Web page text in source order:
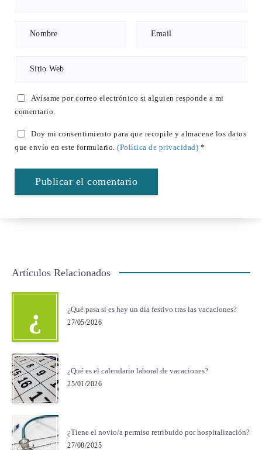
Avísame por correo electrónico si alguien responde a mi
comentario.
Doy mi consentimiento para que recopile y almacene los datos
que envío en este formulario. (Política de privacidad) *
Artículos Relacionados
¿ ¿Qué pasa si es hay un día festivo tras las vacaciones?
27/05/2026
¿Qué es el calendario laboral de vacaciones?
25/01/2026
¿Tiene el novio/a permiso retribuido por hospitalización?
27/08/2025